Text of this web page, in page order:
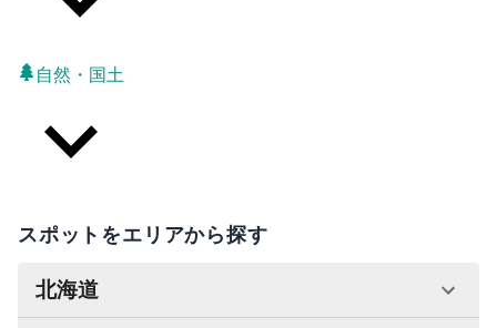
自然・国土
スポットをエリアから探す
北海道